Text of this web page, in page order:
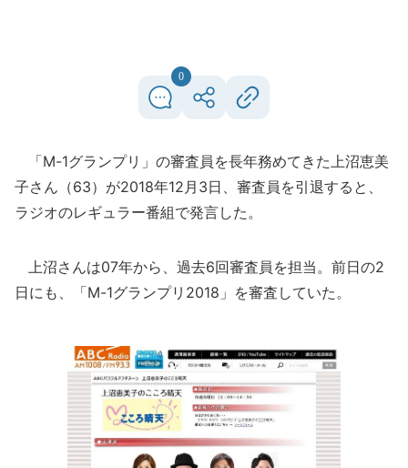
0
「M-1グランプリ」の審査員を長年務めてきた上沼恵美
子さん（63）が2018年12月3日、審査員を引退すると、
ラジオのレギュラー番組で発言した。
上沼さんは07年から、過去6回審査員を担当。前日の2
日にも、「M-1グランプリ2018」を審査していた。